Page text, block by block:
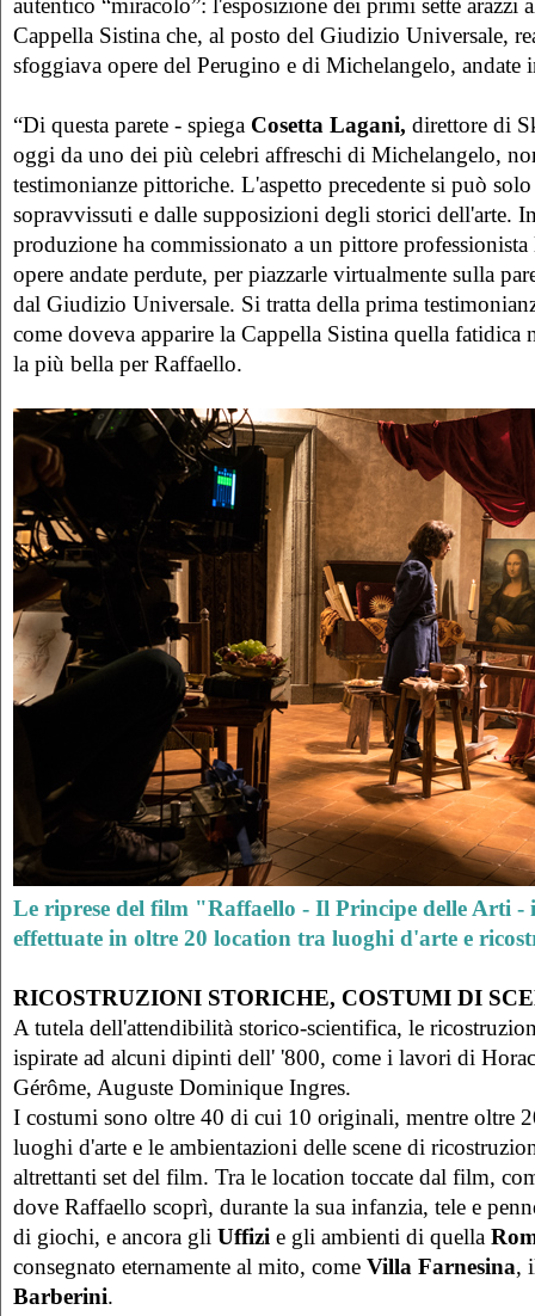
autentico “miracolo”: l'esposizione dei primi sette arazzi
Cappella Sistina che, al posto del Giudizio Universale,
sfoggiava opere del Perugino e di Michelangelo, andate
“Di questa parete - spiega Cosetta Lagani, direttore di
oggi da uno dei più celebri affreschi di Michelangelo,
testimonianze pittoriche. L'aspetto precedente si può
sopravvissuti e dalle supposizioni degli storici dell'arte.
produzione ha commissionato a un pittore professionista
opere andate perdute, per piazzarle virtualmente sulla
dal Giudizio Universale. Si tratta della prima
come doveva apparire la Cappella Sistina quella fatidica
la più bella per Raffaello.
Le riprese del film "Raffaello - Il Principe delle Arti -
effettuate in oltre 20 location tra luoghi d'arte e
RICOSTRUZIONI STORICHE, COSTUMI DI
A tutela dell'attendibilità storico-scientifica, le
ispirate ad alcuni dipinti dell' '800, come i lavori di
Gérôme, Auguste Dominique Ingres.
I costumi sono oltre 40 di cui 10 originali, mentre oltre
luoghi d'arte e le ambientazioni delle scene di
altrettanti set del film. Tra le location toccate dal film,
dove Raffaello scoprì, durante la sua infanzia, tele e
di giochi, e ancora gli Uffizi e gli ambienti di quella
consegnato eternamente al mito, come Villa Farnesina,
Barberini.